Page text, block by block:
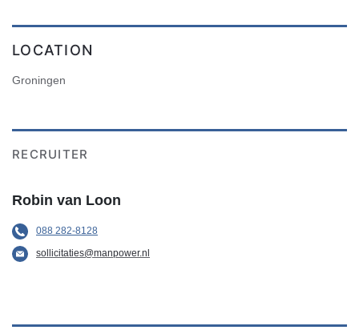
LOCATION
Groningen
RECRUITER
Robin van Loon
088 282-8128
sollicitaties@manpower.nl